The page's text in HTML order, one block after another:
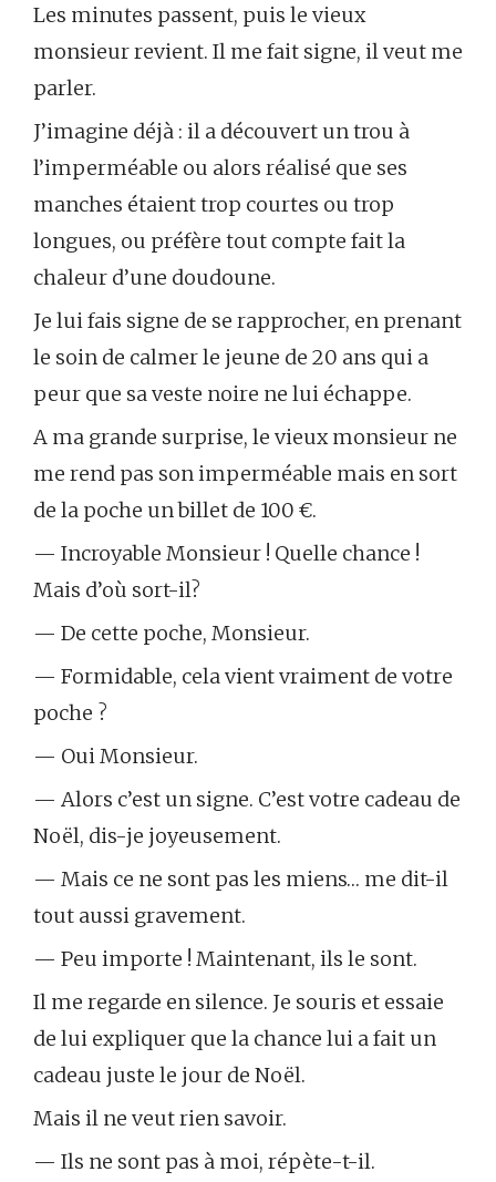
Les minutes passent, puis le vieux
monsieur revient. Il me fait signe, il veut me
parler.
J’imagine déjà : il a découvert un trou à
l’imperméable ou alors réalisé que ses
manches étaient trop courtes ou trop
longues, ou préfère tout compte fait la
chaleur d’une doudoune.
Je lui fais signe de se rapprocher, en prenant
le soin de calmer le jeune de 20 ans qui a
peur que sa veste noire ne lui échappe.
A ma grande surprise, le vieux monsieur ne
me rend pas son imperméable mais en sort
de la poche un billet de 100 €.
— Incroyable Monsieur ! Quelle chance !
Mais d’où sort-il?
— De cette poche, Monsieur.
— Formidable, cela vient vraiment de votre
poche ?
— Oui Monsieur.
— Alors c’est un signe. C’est votre cadeau de
Noël, dis-je joyeusement.
— Mais ce ne sont pas les miens… me dit-il
tout aussi gravement.
— Peu importe ! Maintenant, ils le sont.
Il me regarde en silence. Je souris et essaie
de lui expliquer que la chance lui a fait un
cadeau juste le jour de Noël.
Mais il ne veut rien savoir.
— Ils ne sont pas à moi, répète-t-il.